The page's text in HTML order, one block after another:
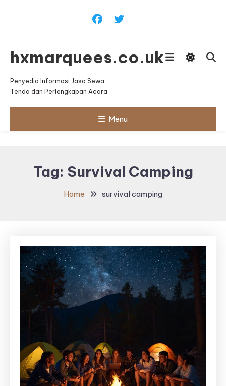
hxmarquees.co.uk
Penyedia Informasi Jasa Sewa
Tenda dan Perlengkapan Acara
Menu
Tag: Survival Camping
Home survival camping